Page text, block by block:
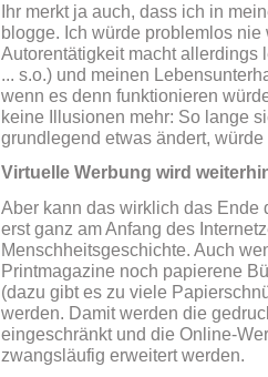
Ihr merkt ja auch, dass ich in
blogge. Ich würde problemlos
Autorentätigkeit macht allerdings
... s.o.) und meinen
wenn es denn funktionieren
keine Illusionen mehr: So lange
grundlegend etwas ändert,
Virtuelle Werbung wird
Aber kann das wirklich das Ende
erst ganz am Anfang des
Menschheitsgeschichte. Auch
Printmagazine noch papierene
(dazu gibt es zu viele
werden. Damit werden die
eingeschränkt und die Online-
zwangsläufig erweitert werden.